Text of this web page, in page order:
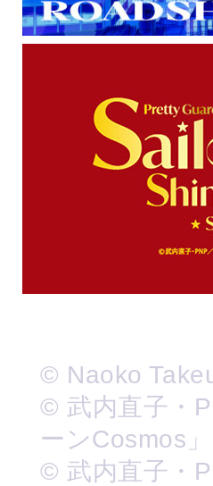
© Naoko
© 武内直子・
ーンCosmos
© 武内直子・